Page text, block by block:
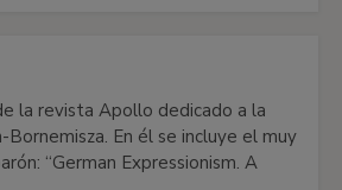
la revista Apollo dedicado a la
Bornemisza. En él se incluye el muy
“German Expressionism. A